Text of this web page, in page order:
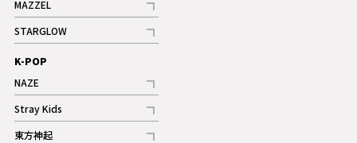
ギャラリー
MAZZEL
記事
ギャラリー
STARGLOW
記事
K-POP
NAZE
記事
Stray Kids
記事
東方神起